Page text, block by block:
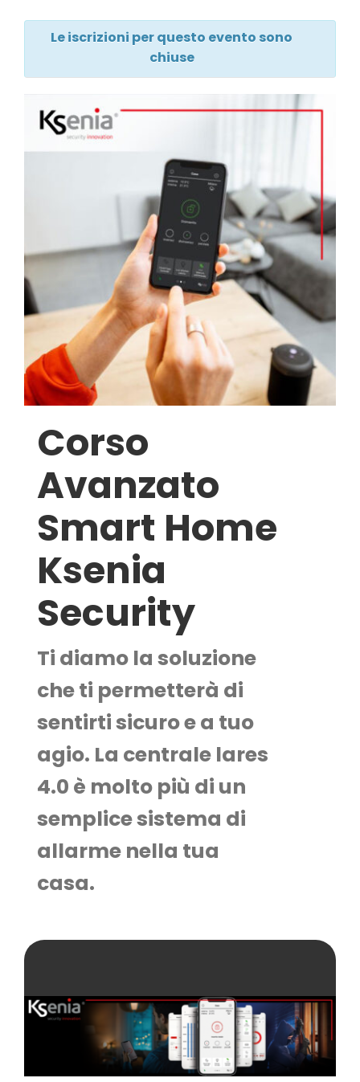
Le iscrizioni per questo evento sono
chiuse
Corso
Avanzato
Smart Home
Ksenia
Security
Ti diamo la soluzione
che ti permetterà di
sentirti sicuro e a tuo
agio. La centrale lares
4.0 è molto più di un
semplice sistema di
allarme nella tua
casa.